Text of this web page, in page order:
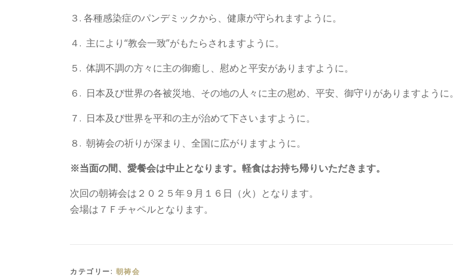
３. 各種感染症のパンデミックから、健康が守られますように。
４. 主により“教会一致”がもたらされますように。
５. 体調不調の方々に主の御癒し、慰めと平安がありますように。
６. 日本及び世界の各被災地、その地の人々に主の慰め、平安、御守りがありますように。
７. 日本及び世界を平和の主が治めて下さいますように。
８. 朝祷会の祈りが深まり、全国に広がりますように。
※当面の間、愛餐会は中止となります。軽食はお持ち帰りいただきます。
次回の朝祷会は２０２５年９月１６日（火）となります。
会場は７Ｆチャペルとなります。
カテゴリー: 朝祷会